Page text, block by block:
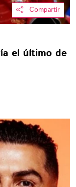
Compartir
el último de